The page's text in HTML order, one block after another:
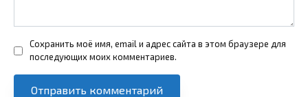
Сохранить моё имя, email и адрес сайта в этом браузере для
последующих моих комментариев.